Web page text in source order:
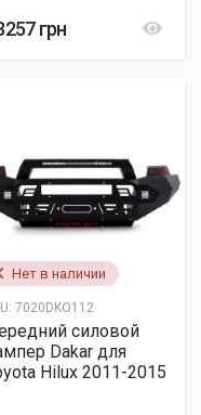
грн
Нет в наличии
7020DKO112
силовой
Dakar для
Hilux 2011-2015